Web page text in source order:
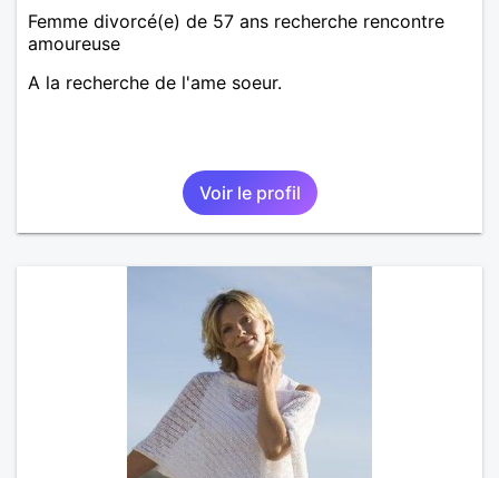
Femme divorcé(e) de 57 ans recherche rencontre
amoureuse
A la recherche de l'ame soeur.
Voir le profil